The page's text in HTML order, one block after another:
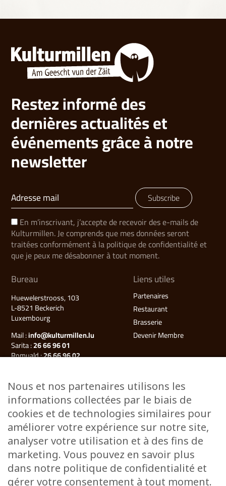
Restez informé des
dernières actualités et
événements grâce à notre
newsletter
Subscribe
En m’inscrivant, j’accepte de recevoir des e-mails de
Kulturmillen. Je comprends que mes données seront
traitées conformément à la politique de confidentialité et
que je peux me désabonner à tout moment.
Bureau
Huewelerstrooss, 103
L-8521 Beckerich
Luxembourg
Mail :info@kulturmillen.lu
Sarita :26 66 96 01
Romuald :26 66 96 02
Liens utiles
Partenaires
Restaurant
Brasserie
Devenir Membre
Plan du site
Kulturmillen
Musée des énergies
Millegalerie
Évènements
Ateliers & Cours
Stages
Nous et nos partenaires utilisons les
informations collectées par le biais de
cookies et de technologies similaires pour
améliorer votre expérience sur notre site,
analyser votre utilisation et à des fins de
marketing. Vous pouvez en savoir plus
dans notre politique de confidentialité et
gérer votre consentement à tout moment.